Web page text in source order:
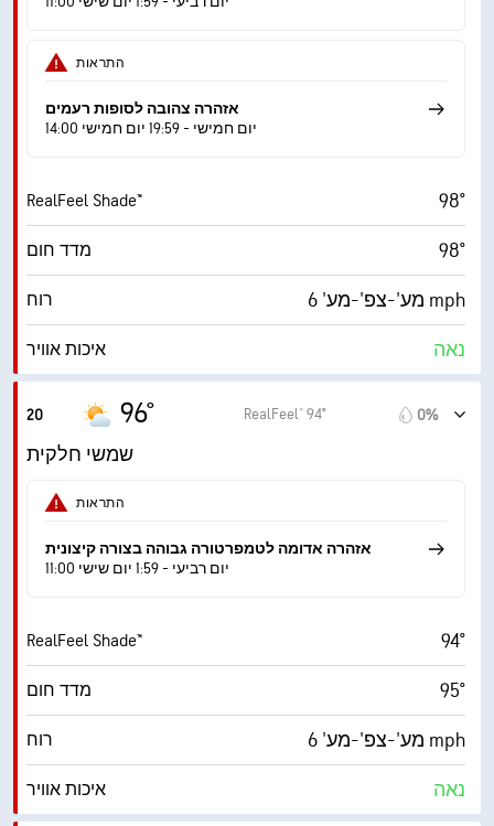
ראות
התראות
אזהרה צהובה לסופות רעמים
14:00 יום חמישי - 19:59 יום חמישי
RealFeel Shade™ 98°
מדד חום 98°
רוח מע'-צפ'-מע' 6 mph
איכות אוויר נאה
מדד UV מרבי
משב רוח
לחות
נקודת טל 55° F
כיסוי עננים 42%
ראות 10 מייל
תקרת עננים ‎30000 ft
20 96° RealFeel® 94° 0%
שמשי חלקית
התראות
אזהרה אדומה לטמפרטורה גבוהה בצורה קיצונית
11:00 יום רביעי - 1:59 יום שישי
RealFeel Shade™ 94°
מדד חום 95°
רוח מע'-צפ'-מע' 6 mph
איכות אוויר נאה